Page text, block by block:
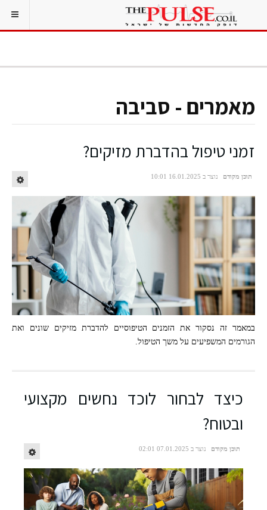
מאמרים - סביבה
זמני טיפול בהדברת מזיקים?
תוכן מקודם נוצר ב 16.01.2025 10:01
במאמר זה נסקור את הזמנים הטיפוסיים להדברת מזיקים שונים ואת
הגורמים המשפיעים על משך הטיפול.
כיצד לבחור לוכד נחשים מקצועי
ובטוח?
תוכן מקודם נוצר ב 07.01.2025 02:01